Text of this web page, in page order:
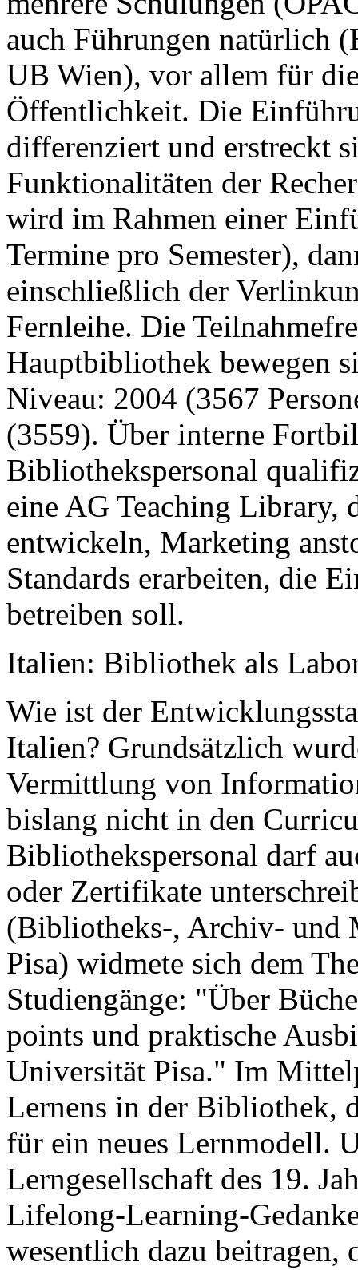
auch Führungen natürlich
UB Wien), vor allem für
Öffentlichkeit. Die
differenziert und erstreckt
Funktionalitäten der
wird im Rahmen einer
Termine pro Semester),
einschließlich der
Fernleihe. Die
Hauptbibliothek bewegen
Niveau: 2004 (3567
(3559). Über interne
Bibliothekspersonal
eine AG Teaching Library,
entwickeln, Marketing
Standards erarbeiten, die
betreiben soll.
Italien: Bibliothek als
Wie ist der
Italien? Grundsätzlich
Vermittlung von
bislang nicht in den
Bibliothekspersonal darf
oder Zertifikate
(Bibliotheks-, Archiv- und
Pisa) widmete sich dem
Studiengänge: "Über
points und praktische
Universität Pisa." Im
Lernens in der Bibliothek,
für ein neues Lernmodell.
Lerngesellschaft des 19.
Lifelong-Learning-
wesentlich dazu beitragen,